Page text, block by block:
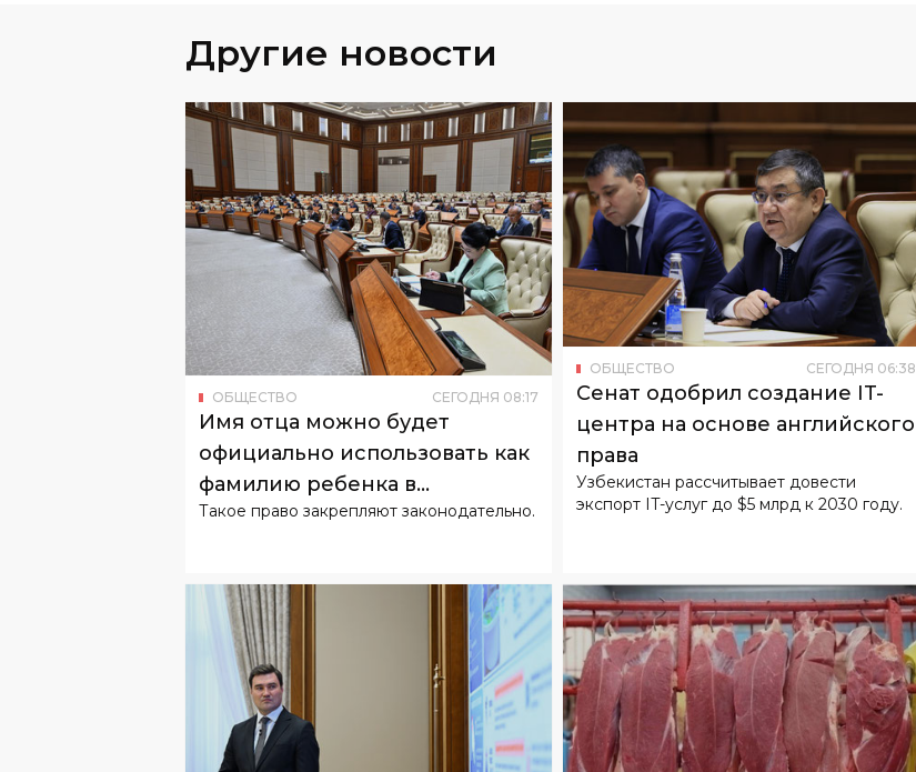
Другие новости
ОБЩЕСТВО СЕГОДНЯ 08:17
Имя отца можно будет
официально использовать как
фамилию ребенка в
Узбекистане
Такое право закрепляют законодательно.
ОБЩЕСТВО СЕГОДНЯ 06:38
Сенат одобрил создание IT-
центра на основе английского
права
Узбекистан рассчитывает довести
экспорт IT-услуг до $5 млрд к 2030 году.